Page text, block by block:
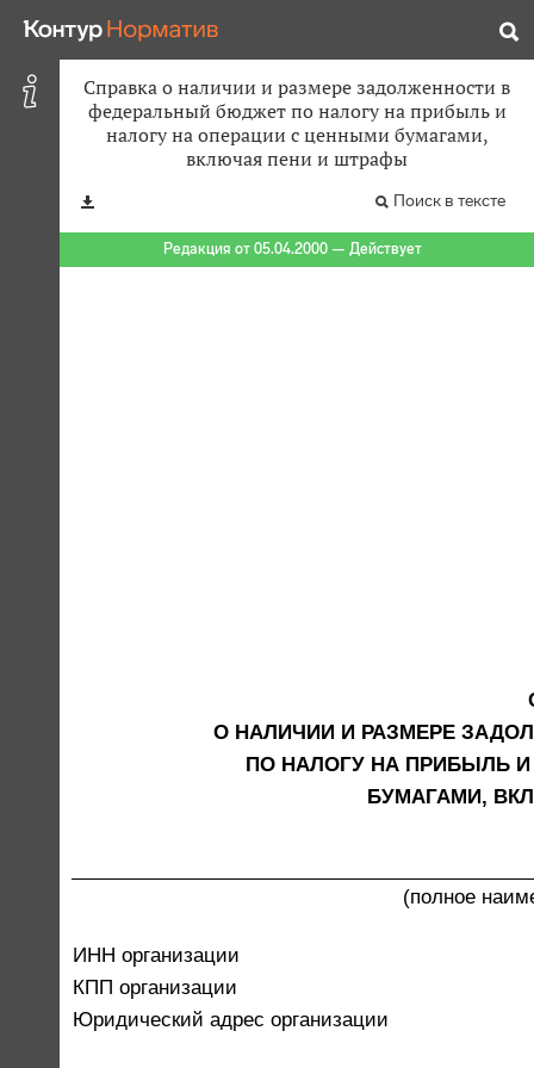
Справка о наличии и размере задолженности в
федеральный бюджет по налогу на прибыль и
налогу на операции с ценными бумагами,
включая пени и штрафы
Поиск в тексте
Редакция от 05.04.2000 — Действует
О НАЛИЧИИ И РАЗМЕРЕ
ПО НАЛОГУ НА ПРИБЫЛЬ
БУМАГАМИ,
(полное
ИНН организации
КПП организации
Юридический адрес организации